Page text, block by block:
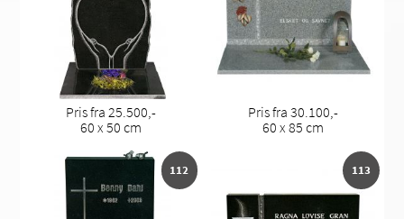
Pris fra 25.500,-
60 x 50 cm
Pris fra 30.100,-
60 x 85 cm
112 113